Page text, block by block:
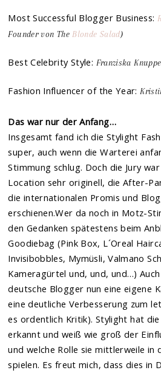
Most Successful Blogger Business:
Founder von The Blonde Salad)
Best Celebrity Style: Franziska Knuppe
Fashion Influencer of the Year:
Das war nur der Anfang…
Insgesamt fand ich die Stylight
super, auch wenn die Warterei
Stimmung schlug. Doch die Jury
Location sehr originell, die After-
die internationalen Promis und
erschienen.Wer da noch in Motz-
den Gedanken spätestens beim
Goodiebag (Pink Box, L´Oreal
Invisibobbles, Mymüsli, Valmano
Kameragürtel und, und, und…)
deutsche Blogger nun eine eigene
eine deutliche Verbesserung zum
es ordentlich Kritik). Stylight hat
erkannt und weiß wie groß der
und welche Rolle sie mittlerweile in
spielen. Es freut mich, dass dies in